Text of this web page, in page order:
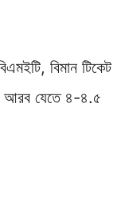
বিমান টিকেট
আরব যেতে ৪-৪.৫